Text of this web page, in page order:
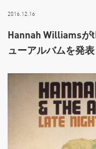
2016.12.16
Hannah Williams
ューアルバムを発表